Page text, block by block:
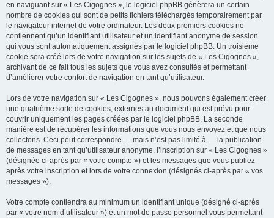
en naviguant sur « Les Cigognes », le logiciel phpBB génèrera un certain
nombre de cookies qui sont de petits fichiers téléchargés temporairement par
le navigateur internet de votre ordinateur. Les deux premiers cookies ne
contiennent qu’un identifiant utilisateur et un identifiant anonyme de session
qui vous sont automatiquement assignés par le logiciel phpBB. Un troisième
cookie sera créé lors de votre navigation sur les sujets de « Les Cigognes »,
archivant de ce fait tous les sujets que vous avez consultés et permettant
d’améliorer votre confort de navigation en tant qu’utilisateur.
Lors de votre navigation sur « Les Cigognes », nous pouvons également créer
une quatrième sorte de cookies, externes au document qui est prévu pour
couvrir uniquement les pages créées par le logiciel phpBB. La seconde
manière est de récupérer les informations que vous nous envoyez et que nous
collectons. Ceci peut correspondre — mais n’est pas limité à — la publication
de messages en tant qu’utilisateur anonyme, l’inscription sur « Les Cigognes »
(désignée ci-après par « votre compte ») et les messages que vous publiez
après votre inscription et lors de votre connexion (désignés ci-après par « vos
messages »).
Votre compte contiendra au minimum un identifiant unique (désigné ci-après
par « votre nom d’utilisateur ») et un mot de passe personnel vous permettant